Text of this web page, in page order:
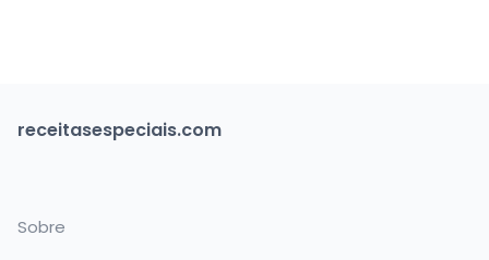
receitasespeciais.com
Sobre